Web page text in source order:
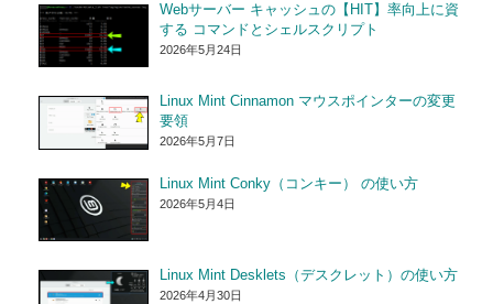
Webサーバー キャッシュの【HIT】率向上に資
する コマンドとシェルスクリプト
2026年5月24日
Linux Mint Cinnamon マウスポインターの変更
要領
2026年5月7日
Linux Mint Conky（コンキー） の使い方
2026年5月4日
Linux Mint Desklets（デスクレット）の使い方
2026年4月30日